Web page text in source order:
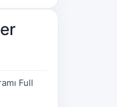
Full